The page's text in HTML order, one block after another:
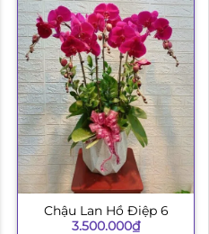
Chậu Lan Hồ Điệp 6
3.500.000₫